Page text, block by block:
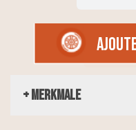
+ Merkmale